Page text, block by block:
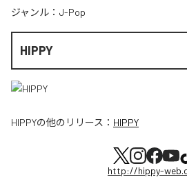
ジャンル： J-Pop
HIPPY
HIPPYの他のリリース： HIPPY
http://hippy-